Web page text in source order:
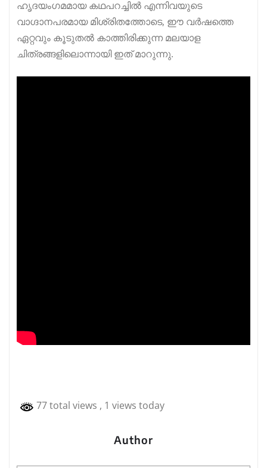
ഹൃദയംഗമമായ കഥപറച്ചിൽ എന്നിവയുടെ
വാഗ്ദാനപരമായ മിശ്രിതത്തോടെ, ഈ വർഷത്തെ
ഏറ്റവും കൂടുതൽ കാത്തിരിക്കുന്ന മലയാള
ചിത്രങ്ങളിലൊന്നായി ഇത് മാറുന്നു.
77 total views , 1 views today
Author